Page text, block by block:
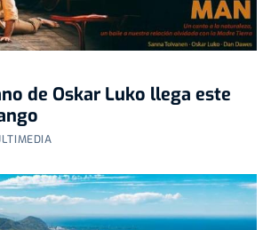
de Oskar Luko llega este